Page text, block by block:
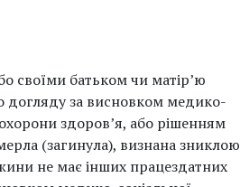
своїми батьком чи матір’ю
догляду за висновком медико-
охорони здоров’я, або рішенням
(загинула), визнана зниклою
не має інших працездатних